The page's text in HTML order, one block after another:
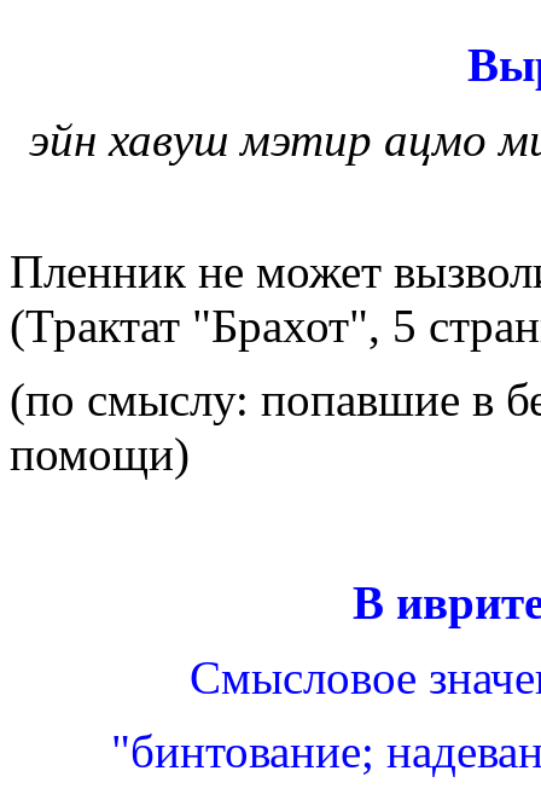
эйн хавуш мэтир ацмо
Пленник не может
(Трактат "Брахот", 5
(по смыслу: попавшие в
помощи)
В
Смысловое
"бинтование;